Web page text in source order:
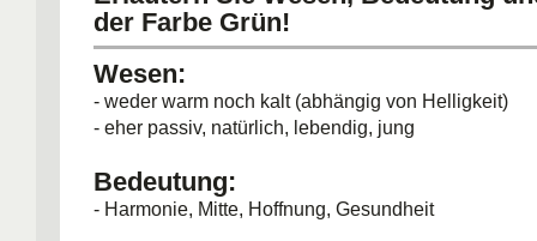
der Farbe Grün!
Wesen:
- weder warm noch kalt (abhängig von Helligkeit)
- eher passiv, natürlich, lebendig, jung
Bedeutung:
- Harmonie, Mitte, Hoffnung, Gesundheit